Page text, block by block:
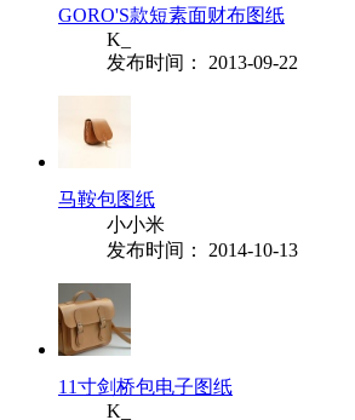
GORO'S款短素面财布图纸
K_
发布时间： 2013-09-22
马鞍包图纸
小小米
发布时间： 2014-10-13
11寸剑桥包电子图纸
K_